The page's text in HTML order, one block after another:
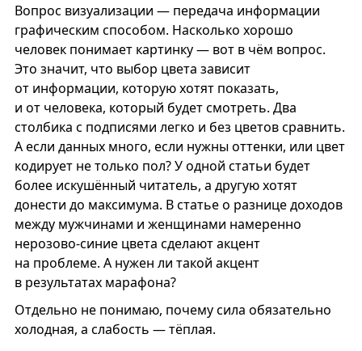
Вопрос визуализации — передача информации
графическим способом. Насколько хорошо
человек понимает картинку — вот в чём вопрос.
Это значит, что выбор цвета зависит
от информации, которую хотят показать,
и от человека, который будет смотреть. Два
столбика с подписями легко и без цветов сравнить.
А если данных много, если нужны оттенки, или цвет
кодирует не только пол? У одной статьи будет
более искушённый читатель, а другую хотят
донести до максимума. В статье о разнице доходов
между мужчинами и женщинами намеренно
нерозово-синие цвета сделают акцент
на проблеме. А нужен ли такой акцент
в результатах марафона?
Отдельно не понимаю, почему сила обязательно
холодная, а слабость — тёплая.